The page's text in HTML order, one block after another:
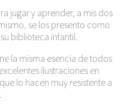
jugar y aprender, a mis dos
se los presento como
biblioteca infantil.
la misma esencia de todos
ilustraciones en
lo hacen muy resistente a